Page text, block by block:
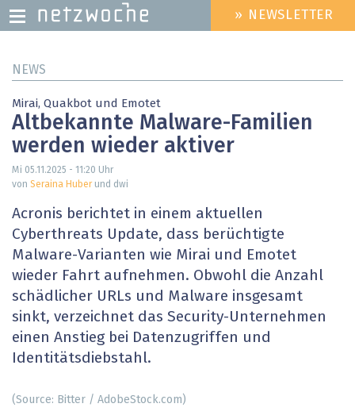
zum
HEADER
MENU
» NEWSLETTER
NEWS
Mirai, Quakbot und Emotet
Altbekannte Malware-Familien
werden wieder aktiver
Mi 05.11.2025 - 11:20 Uhr
von Seraina Huberund dwi
Acronis berichtet in einem aktuellen
Cyberthreats Update, dass berüchtigte
Malware-Varianten wie Mirai und Emotet
wieder Fahrt aufnehmen. Obwohl die Anzahl
schädlicher URLs und Malware insgesamt
sinkt, verzeichnet das Security-Unternehmen
einen Anstieg bei Datenzugriffen und
Identitätsdiebstahl.
(Source: Bitter / AdobeStock.com)